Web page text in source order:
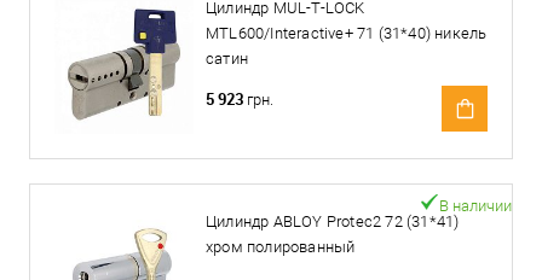
Цилиндр MUL-T-LOCK
MTL600/Interactive+ 71 (31*40) никель
сатин
5 923 грн.
Цилиндр ABLOY Protec2 72 (31*41)
хром полированный
В наличии